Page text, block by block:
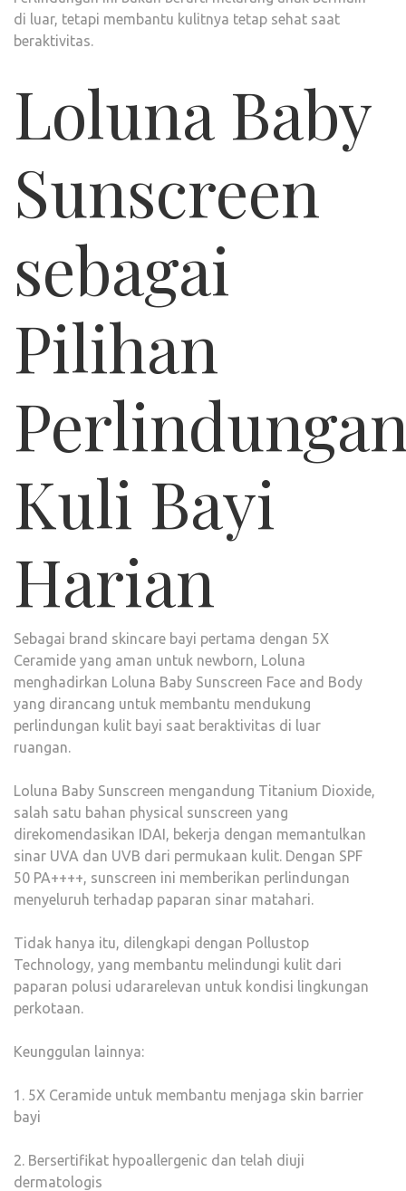
di luar, tetapi membantu kulitnya tetap sehat saat
beraktivitas.
Loluna Baby
Sunscreen
sebagai
Pilihan
Kuli Bayi
Harian
Sebagai brand skincare bayi pertama dengan 5X
Ceramide yang aman untuk newborn, Loluna
menghadirkan Loluna Baby Sunscreen Face and Body
yang dirancang untuk membantu mendukung
perlindungan kulit bayi saat beraktivitas di luar
ruangan.
Loluna Baby Sunscreen mengandung Titanium Dioxide,
salah satu bahan physical sunscreen yang
direkomendasikan IDAI, bekerja dengan memantulkan
sinar UVA dan UVB dari permukaan kulit. Dengan SPF
50 PA++++, sunscreen ini memberikan perlindungan
menyeluruh terhadap paparan sinar matahari.
Tidak hanya itu, dilengkapi dengan Pollustop
Technology, yang membantu melindungi kulit dari
paparan polusi udararelevan untuk kondisi lingkungan
perkotaan.
Keunggulan lainnya:
1. 5X Ceramide untuk membantu menjaga skin barrier
bayi
2. Bersertifikat hypoallergenic dan telah diuji
dermatologis